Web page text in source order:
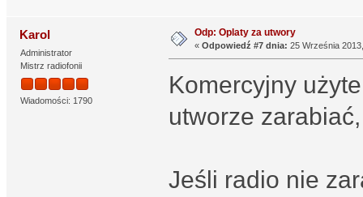
Karol
Administrator
Mistrz radiofonii
Wiadomości: 1790
Odp: Oplaty za utwory
« Odpowiedź #7 dnia: 25 Września
Komercyjny
utworze
Jeśli radio nie